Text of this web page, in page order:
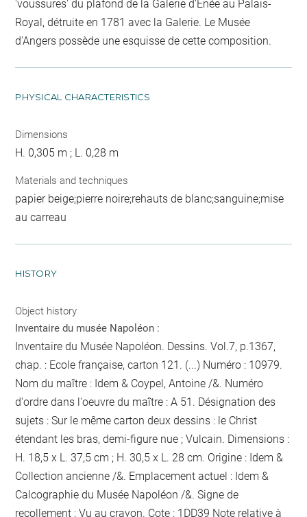
'voussures' du plafond de la Galerie d'Enée au Palais-
Royal, détruite en 1781 avec la Galerie. Le Musée
d'Angers possède une esquisse de cette composition.
PHYSICAL CHARACTERISTICS
Dimensions
H. 0,305 m ; L. 0,28 m
Materials and techniques
papier beige;pierre noire;rehauts de blanc;sanguine;mise
au carreau
HISTORY
Object history
Inventaire du musée Napoléon :
Inventaire du Musée Napoléon. Dessins. Vol.7, p.1367,
chap. : Ecole française, carton 121. (...) Numéro : 10979.
Nom du maître : Idem & Coypel, Antoine /&. Numéro
d'ordre dans l'oeuvre du maître : A 51. Désignation des
sujets : Sur le même carton deux dessins : le Christ
étendant les bras, demi-figure nue ; Vulcain. Dimensions :
H. 18,5 x L. 37,5 cm ; H. 30,5 x L. 28 cm. Origine : Idem &
Collection ancienne /&. Emplacement actuel : Idem &
Calcographie du Musée Napoléon /&. Signe de
recollement :Vu au crayon. Cote : 1DD39 Note relative à